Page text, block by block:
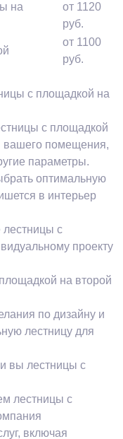
на
от 1120
руб.
от 1100
руб.
с площадкой на
с площадкой
вашего помещения,
параметры.
оптимальную
в интерьер
лестницы с
проекту
на второй
по дизайну и
лестницу для
вы лестницы с
лестницы с
включая